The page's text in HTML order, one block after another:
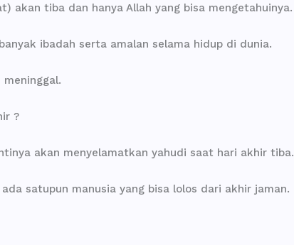
akan tiba dan hanya Allah yang bisa mengetahuinya.
ibadah serta amalan selama hidup di dunia.
?
akan menyelamatkan yahudi saat hari akhir tiba.
satupun manusia yang bisa lolos dari akhir jaman.